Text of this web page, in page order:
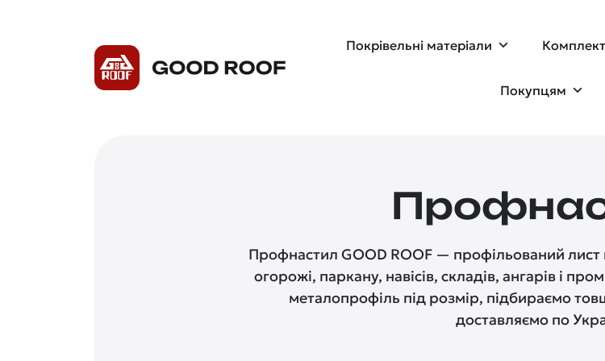
Покрівельні матеріали
Покупцям
Профнастил GOOD ROOF — профільований лист
огорожі, паркану, навісів, складів, ангарів і
металопрофіль під розмір, підбираємо
доставляємо по